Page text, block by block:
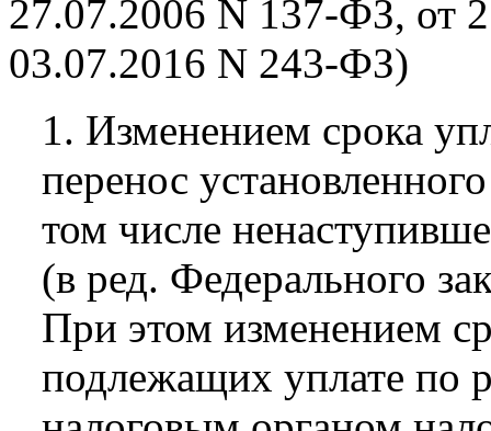
27.07.2006 N 137-ФЗ, от
03.07.2016 N 243-ФЗ)
1. Изменением срока
перенос
том числе
(в ред. Федерального
При этом изменением
подлежащих уплате по